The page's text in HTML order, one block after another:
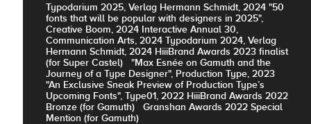
Typodarium 2025, Verlag Hermann Schmidt, 2024 "50
fonts that will be popular with designers in 2025",
Creative Boom, 2024 Interactive Annual 30,
Communication Arts, 2024 Typodarium 2024, Verlag
Hermann Schmidt, 2024 HiiiBrand Awards 2023 finalist
(for Super Castel) "Max Esnée on Gamuth and the
Journey of a Type Designer", Production Type, 2023
"An Exclusive Sneak Preview of Production Type’s
Upcoming Fonts", Type01, 2022 HiiiBrand Awards 2022
Bronze (for Gamuth) Granshan Awards 2022 Special
Mention (for Gamuth)